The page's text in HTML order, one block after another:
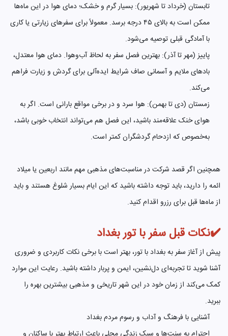
تابستان (خرداد تا شهریور): بسیار گرم و خشک؛ دمای هوا در این ماه‌ها
ممکن است به بالای ۴۵ درجه برسد. معمولاً برای سفرهای زیارتی یا کاری
با آمادگی قبلی توصیه می‌شود.
پاییز (مهر تا آذر): بهترین فصل سفر به لحاظ آب‌وهوا. دمای هوا معتدل،
بادهای ملایم و آسمانی صاف شرایط ایده‌آلی برای گردش و زیارت فراهم
می‌کند.
زمستان (دی تا بهمن): هوا سرد و در برخی مواقع بارانی است. اگر به
هوای خنک علاقه‌مند باشید، این فصل هم می‌تواند انتخاب خوبی باشد،
به‌خصوص که ازدحام گردشگران کمتر است.
همچنین اگر قصد شرکت در مناسبت‌های مذهبی مهم مانند اربعین یا میلاد
ائمه را دارید، باید توجه داشته باشید که این ایام بسیار شلوغ هستند و باید
از ماه‌ها قبل برای رزرو اقدام کنید.
✔️نکات قبل سفر با تور بغداد
پیش از آغاز سفر به بغداد با تور، بهتر است با برخی نکات کاربردی و ضروری
آشنا شوید تا تجربه‌ای دل‌نشین، ایمن و پربار داشته باشید. رعایت این موارد
کمک می‌کند از زمان خود در این شهر تاریخی و مذهبی بیشترین بهره را
ببرید.
آشنایی با فرهنگ و آداب و رسوم مردم بغداد